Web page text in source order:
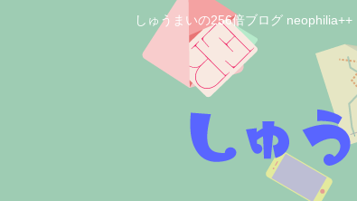
しゅうまいの256倍ブログ neophilia++